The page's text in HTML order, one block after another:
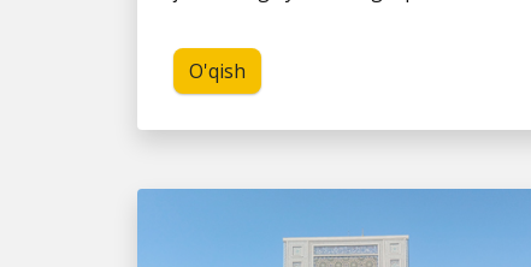
O'qish